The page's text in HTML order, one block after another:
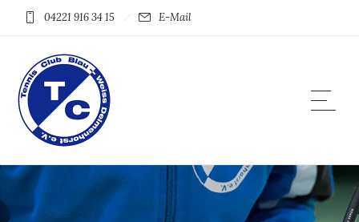
04221 916 34 15 E-Mail